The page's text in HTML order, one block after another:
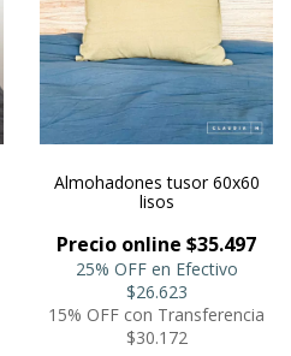
Almohadones tusor 60x60
lisos
Precio online $35.497
25% OFF en Efectivo
$26.623
15% OFF con Transferencia
$30.172